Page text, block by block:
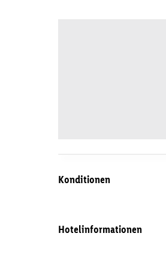
Konditionen
Hotelinformationen